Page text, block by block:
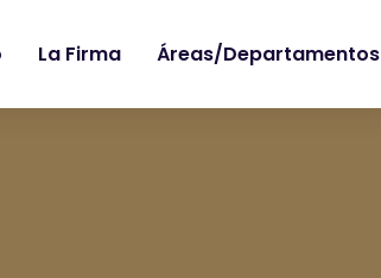
La Firma Áreas/Departamentos